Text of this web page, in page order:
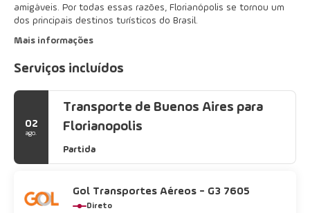
amigáveis. Por todas essas razões, Florianópolis se tornou um
dos principais destinos turísticos do Brasil.
Mais informações
Serviços incluídos
02
ago.
Transporte de Buenos Aires para
Florianopolis
Partida
Gol Transportes Aéreos - G3 7605
Direto